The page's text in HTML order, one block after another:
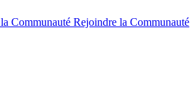
Communauté Rejoindre la Communauté